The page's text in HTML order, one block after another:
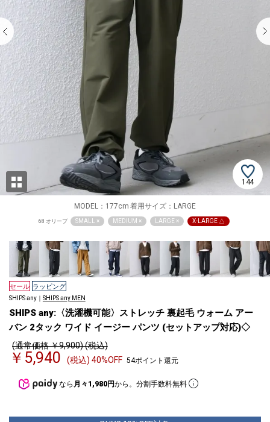
144
MODEL：177cm 着用サイズ：LARGE
68 オリーブ SMALL × MEDIUM × LARGE × X-LARGE △
セール ラッピング
SHIPS any｜ SHIPS any MEN
SHIPS any:〈洗濯機可能〉ストレッチ 裏起毛 ウォーム アー
バン 2タック ワイド イージー パンツ (セットアップ対応)◇
(通常価格 ￥9,900) (税込)
￥5,940 (税込) 40%OFF 54ポイント還元
なら 月々1,980円から。分割手数料無料